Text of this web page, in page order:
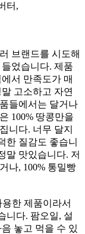
터,
브랜드를 시도해
었습니다. 제품
서 만족도가 매
고소하고 자연
들에서는 달거나
100% 땅콩만을
니다. 너무 달지
한 질감도 좋습니
말 맛있습니다. 저
나, 100% 통밀빵
한 제품이라서
니다. 팜오일, 설
놓고 먹을 수 있